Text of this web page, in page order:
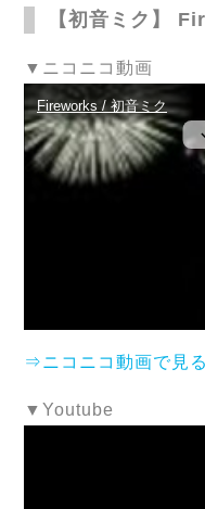
【初音ミク】
▼ニコニコ動画
⇒ニコニコ動画で見る
▼Youtube